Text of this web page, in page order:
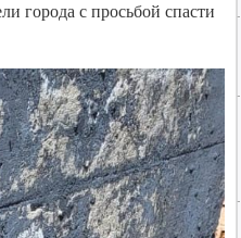
города с просьбой спасти